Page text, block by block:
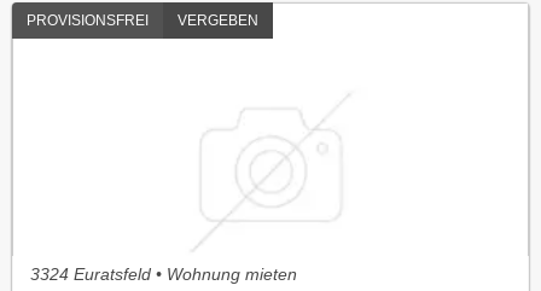
PROVISIONSFREI VERGEBEN
3324 Euratsfeld • Wohnung mieten